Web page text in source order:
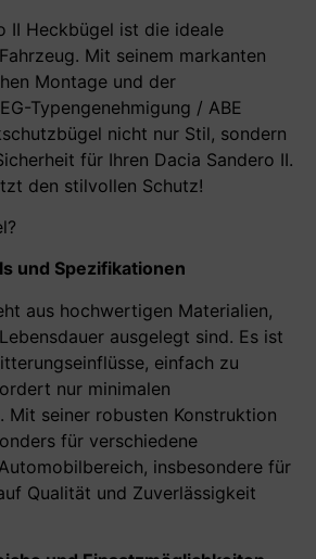
II Heckbügel ist die ideale
Mit seinem markanten
Montage und der
Typengenehmigung / ABE
nicht nur Stil, sondern
für Ihren Dacia Sandero II.
den stilvollen Schutz!
und Spezifikationen
aus hochwertigen Materialien,
ausgelegt sind. Es ist
einfach zu
nur minimalen
Mit seiner robusten Konstruktion
für verschiedene
insbesondere für
Qualität und Zuverlässigkeit